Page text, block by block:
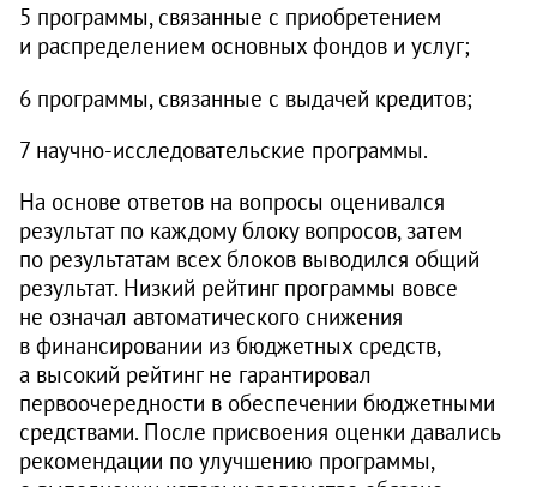
5 программы, связанные с приобретением
и распределением основных фондов и услуг;
6 программы, связанные с выдачей кредитов;
7 научно-исследовательские программы.
На основе ответов на вопросы оценивался
результат по каждому блоку вопросов, затем
по результатам всех блоков выводился общий
результат. Низкий рейтинг программы вовсе
не означал автоматического снижения
в финансировании из бюджетных средств,
а высокий рейтинг не гарантировал
первоочередности в обеспечении бюджетными
средствами. После присвоения оценки давались
рекомендации по улучшению программы,